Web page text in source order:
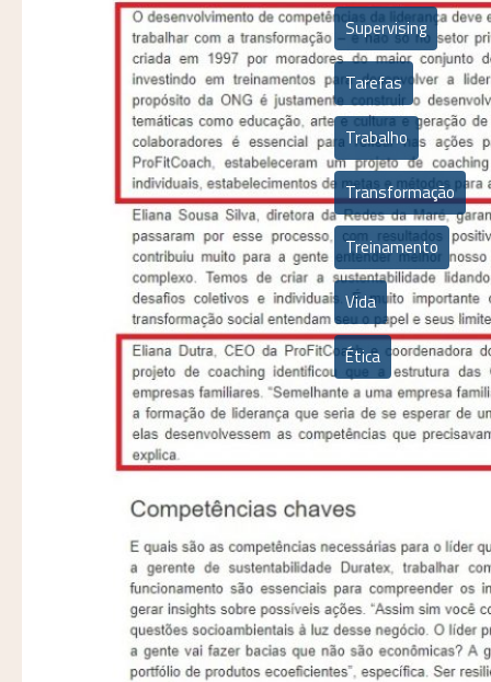
Supervising
Tarefas
Trabalho
Transformação
Treinamento
Vida
Ética